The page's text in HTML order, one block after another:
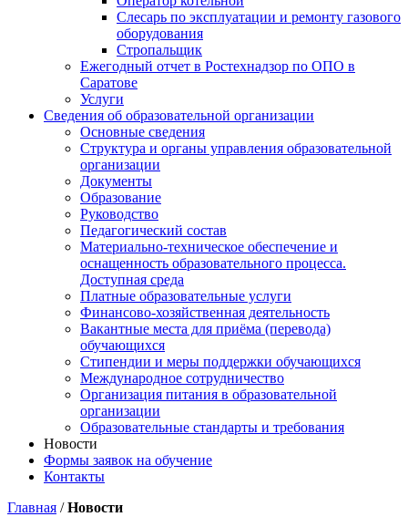
Слесарь по эксплуатации и ремонту газового
оборудования
Стропальщик
Ежегодный отчет в Ростехнадзор по ОПО в
Саратове
Услуги
Сведения об образовательной организации
Основные сведения
Структура и органы управления образовательной
организации
Документы
Образование
Руководство
Педагогический состав
Материально-техническое обеспечение и
оснащенность образовательного процесса.
Доступная среда
Платные образовательные услуги
Финансово-хозяйственная деятельность
Вакантные места для приёма (перевода)
обучающихся
Стипендии и меры поддержки обучающихся
Международное сотрудничество
Организация питания в образовательной
организации
Образовательные стандарты и требования
Новости
Формы заявок на обучение
Контакты
Главная / Новости